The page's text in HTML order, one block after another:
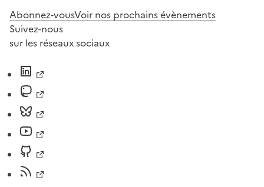
Abonnez-vousVoir nos prochains évènements
Suivez-nous
sur les réseaux sociaux